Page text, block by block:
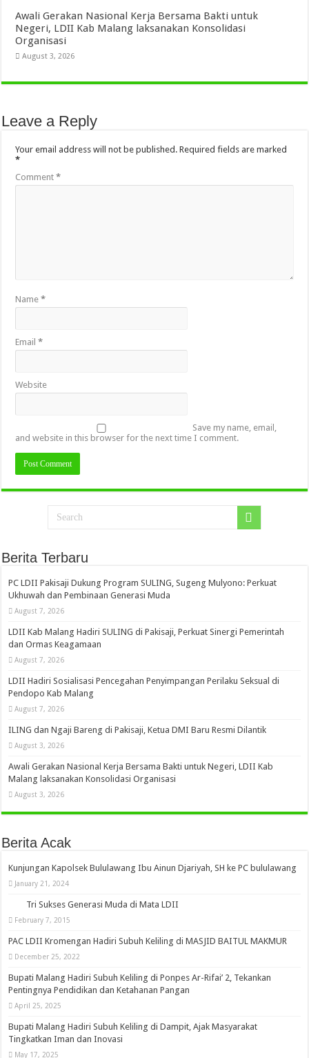
Awali Gerakan Nasional Kerja Bersama Bakti untuk
Negeri, LDII Kab Malang laksanakan Konsolidasi
Organisasi
August 3, 2026
Leave a Reply
Your email address will not be published. Required fields are marked
*
Comment*
Name*
Email*
Website
Save my name, email,
and website in this browser for the next time I comment.
Berita Terbaru
PC LDII Pakisaji Dukung Program SULING, Sugeng Mulyono: Perkuat
Ukhuwah dan Pembinaan Generasi Muda
August 7, 2026
LDII Kab Malang Hadiri SULING di Pakisaji, Perkuat Sinergi Pemerintah
dan Ormas Keagamaan
August 7, 2026
LDII Hadiri Sosialisasi Pencegahan Penyimpangan Perilaku Seksual di
Pendopo Kab Malang
August 7, 2026
ILING dan Ngaji Bareng di Pakisaji, Ketua DMI Baru Resmi Dilantik
August 3, 2026
Awali Gerakan Nasional Kerja Bersama Bakti untuk Negeri, LDII Kab
Malang laksanakan Konsolidasi Organisasi
August 3, 2026
Berita Acak
Kunjungan Kapolsek Bululawang Ibu Ainun Djariyah, SH ke PC bululawang
January 21, 2024
Tri Sukses Generasi Muda di Mata LDII
February 7, 2015
PAC LDII Kromengan Hadiri Subuh Keliling di MASJID BAITUL MAKMUR
December 25, 2022
Bupati Malang Hadiri Subuh Keliling di Ponpes Ar-Rifai’ 2, Tekankan
Pentingnya Pendidikan dan Ketahanan Pangan
April 25, 2025
Bupati Malang Hadiri Subuh Keliling di Dampit, Ajak Masyarakat
Tingkatkan Iman dan Inovasi
May 17, 2025